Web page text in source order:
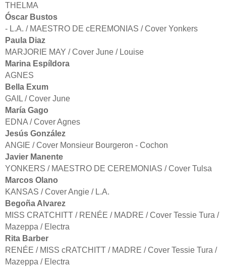
THELMA
Óscar Bustos
- L.A. / MAESTRO DE cEREMONIAS / Cover Yonkers
Paula Diaz
MARJORIE MAY / Cover June / Louise
Marina Espíldora
AGNES
Bella Exum
GAIL / Cover June
María Gago
EDNA / Cover Agnes
Jesús González
ANGIE / Cover Monsieur Bourgeron - Cochon
Javier Manente
YONKERS / MAESTRO DE CEREMONIAS / Cover Tulsa
Marcos Olano
KANSAS / Cover Angie / L.A.
Begoña Alvarez
MISS CRATCHITT / RENÉE / MADRE / Cover Tessie Tura /
Mazeppa / Electra
Rita Barber
RENÉE / MISS cRATCHITT / MADRE / Cover Tessie Tura /
Mazeppa / Electra